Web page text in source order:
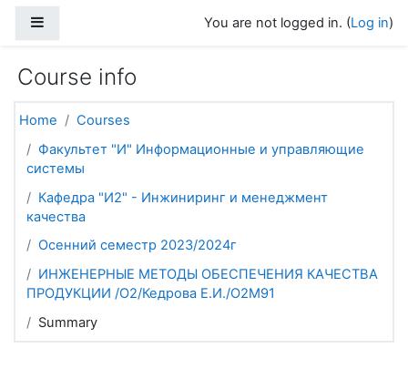
You are not logged in. (Log in)
Course info
Home
Courses
Факультет "И" Информационные и управляющие
системы
Кафедра "И2" - Инжиниринг и менеджмент
качества
Осенний семестр 2023/2024г
ИНЖЕНЕРНЫЕ МЕТОДЫ ОБЕСПЕЧЕНИЯ КАЧЕСТВА
ПРОДУКЦИИ /О2/Кедрова Е.И./О2М91
Summary